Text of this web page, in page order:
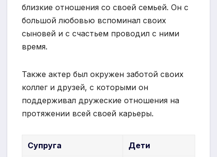
близкие отношения со своей семьей. Он с
большой любовью вспоминал своих
сыновей и с счастьем проводил с ними
время.
Также актер был окружен заботой своих
коллег и друзей, с которыми он
поддерживал дружеские отношения на
протяжении всей своей карьеры.
Супруга Дети